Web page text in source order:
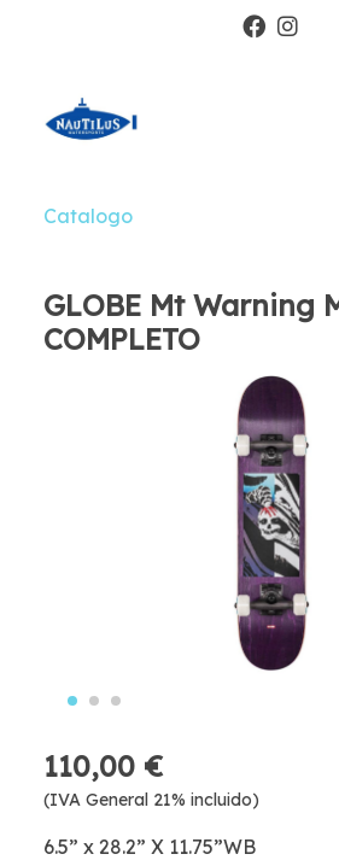
Catalogo
GLOBE Mt Warning
COMPLETO
110,00 €
(IVA General 21% incluido)
6.5” x 28.2” X 11.75”WB